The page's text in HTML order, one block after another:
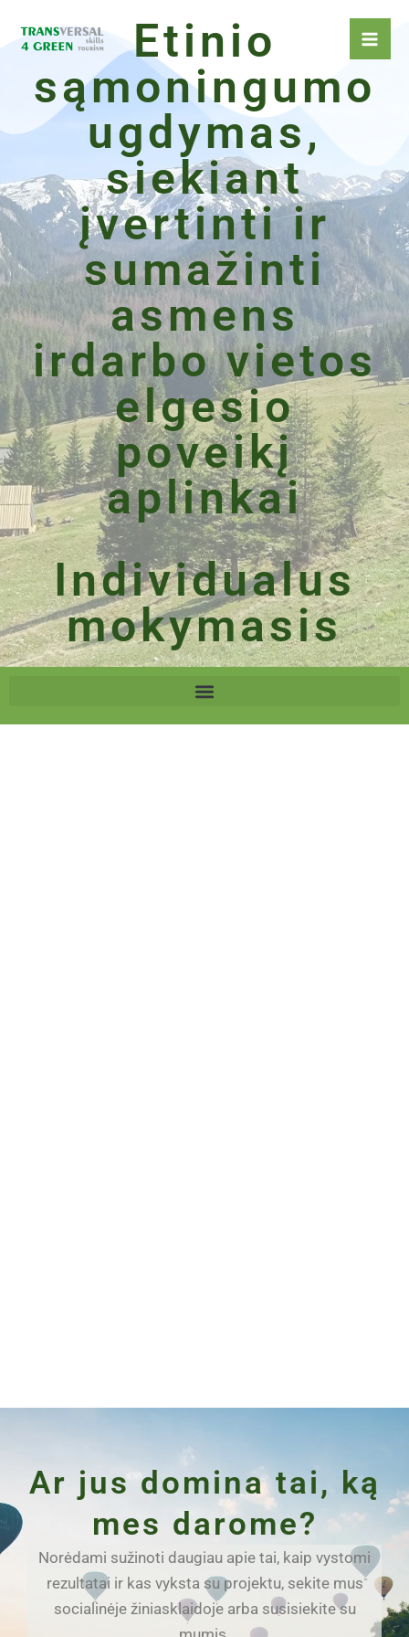
prie
Etinio
sąmoningumo
ugdymas,
siekiant
įvertinti ir
sumažinti
asmens
irdarbo vietos
elgesio
poveikį
aplinkai
Individualus
mokymasis
Ar jus domina tai, ką
mes darome?
Norėdami sužinoti daugiau apie tai, kaip vystomi
rezultatai ir kas vyksta su projektu, sekite mus
socialinėje žiniasklaidoje arba susisiekite su